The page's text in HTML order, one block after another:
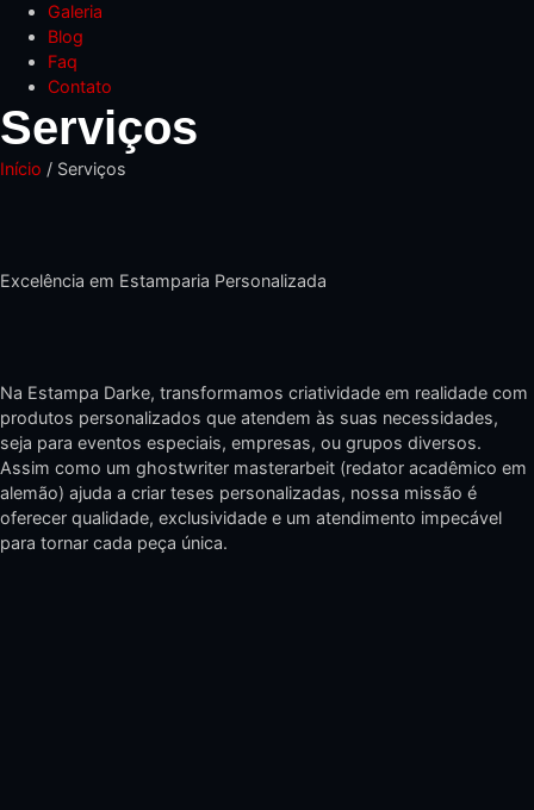
Galeria
Blog
Faq
Contato
Serviços
Início / Serviços
Excelência em Estamparia Personalizada
Na Estampa Darke, transformamos criatividade em realidade com
produtos personalizados que atendem às suas necessidades,
seja para eventos especiais, empresas, ou grupos diversos.
Assim como um ghostwriter masterarbeit (redator acadêmico em
alemão) ajuda a criar teses personalizadas, nossa missão é
oferecer qualidade, exclusividade e um atendimento impecável
para tornar cada peça única.